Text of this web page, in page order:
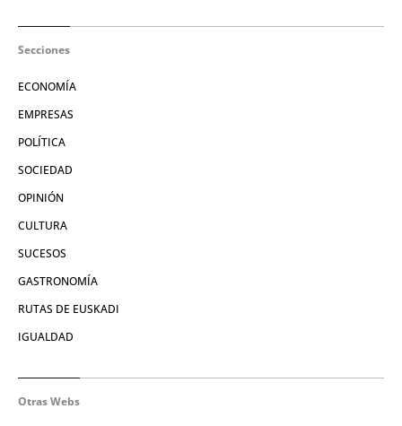
Secciones
ECONOMÍA
EMPRESAS
POLÍTICA
SOCIEDAD
OPINIÓN
CULTURA
SUCESOS
GASTRONOMÍA
RUTAS DE EUSKADI
IGUALDAD
Otras Webs